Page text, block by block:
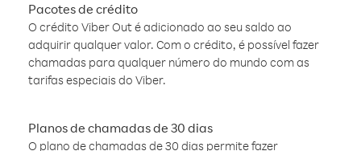
Pacotes de crédito
O crédito Viber Out é adicionado ao seu saldo ao
adquirir qualquer valor. Com o crédito, é possível fazer
chamadas para qualquer número do mundo com as
tarifas especiais do Viber.
Planos de chamadas de 30 dias
O plano de chamadas de 30 dias permite fazer